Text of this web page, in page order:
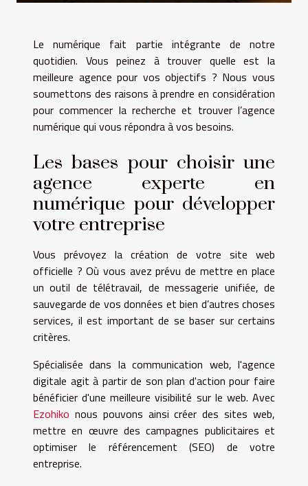
Le numérique fait partie intégrante de notre
quotidien. Vous peinez à trouver quelle est la
meilleure agence pour vos objectifs ? Nous vous
soumettons des raisons à prendre en considération
pour commencer la recherche et trouver l’agence
numérique qui vous répondra à vos besoins.
Les bases pour choisir une
agence experte en
numérique pour développer
votre entreprise
Vous prévoyez la création de votre site web
officielle ? Où vous avez prévu de mettre en place
un outil de télétravail, de messagerie unifiée, de
sauvegarde de vos données et bien d’autres choses
services, il est important de se baser sur certains
critères.
Spécialisée dans la communication web, l'agence
digitale agit à partir de son plan d'action pour faire
bénéficier d'une meilleure visibilité sur le web. Avec
Ezohiko nous pouvons ainsi créer des sites web,
mettre en œuvre des campagnes publicitaires et
optimiser le référencement (SEO) de votre
entreprise.